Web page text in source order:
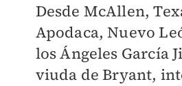
Desde McAllen,
Apodaca, Nuevo
los Ángeles García
viuda de Bryant,